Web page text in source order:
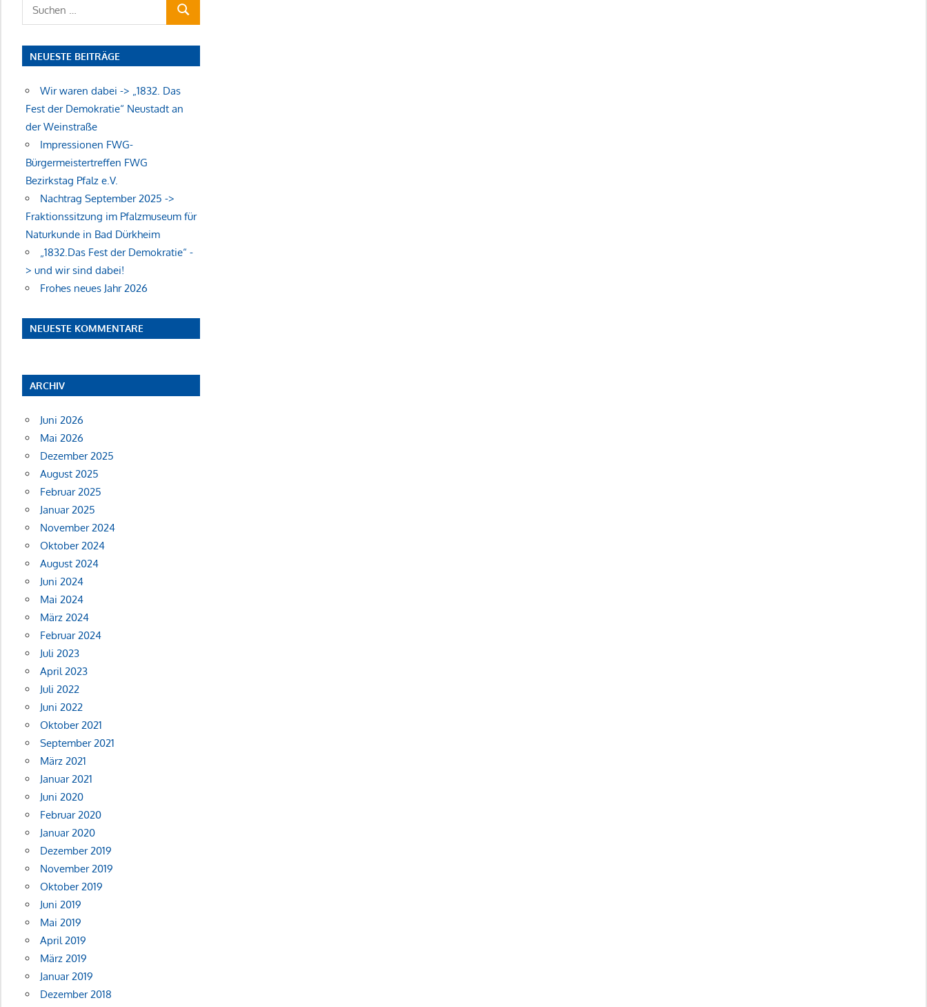
SUCHEN
NEUESTE BEITRÄGE
Wir waren dabei -> „1832. Das
Fest der Demokratie“ Neustadt an
der Weinstraße
Impressionen FWG-
Bürgermeistertreffen FWG
Bezirkstag Pfalz e.V.
Nachtrag September 2025 ->
Fraktionssitzung im Pfalzmuseum für
Naturkunde in Bad Dürkheim
„1832.Das Fest der Demokratie“ -
> und wir sind dabei!
Frohes neues Jahr 2026
NEUESTE KOMMENTARE
ARCHIV
Juni 2026
Mai 2026
Dezember 2025
August 2025
Februar 2025
Januar 2025
November 2024
Oktober 2024
August 2024
Juni 2024
Mai 2024
März 2024
Februar 2024
Juli 2023
April 2023
Juli 2022
Juni 2022
Oktober 2021
September 2021
März 2021
Januar 2021
Juni 2020
Februar 2020
Januar 2020
Dezember 2019
November 2019
Oktober 2019
Juni 2019
Mai 2019
April 2019
März 2019
Januar 2019
Dezember 2018